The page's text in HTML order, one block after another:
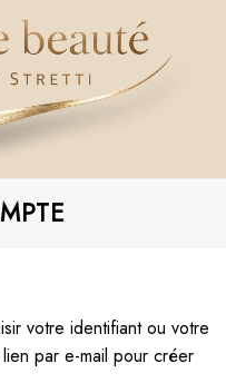
votre identifiant ou votre
par e-mail pour créer